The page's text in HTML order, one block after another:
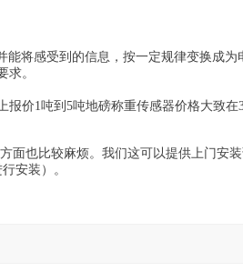
将感受到的信息，按一定规律变换成为
求。
价1吨到5吨地磅称重传感器价格大致在
也比较麻烦。我们这可以提供上门安装
安装）。